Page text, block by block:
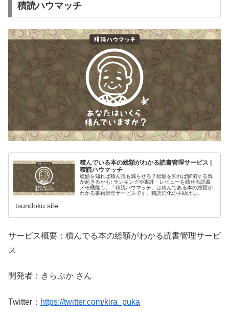
積読ハウマッチ
積んでいる本の総額がわかる読書管理サービス |
積読ハウマッチ
総額を知れば積ん読も減らせる？総額を知れば解消する気
が起きるかも! ランキングや書評・レビューを残せる読書
メモ機能も。「積読ハウマッチ」は積んである本の総額が
わかる書籍管理サービスです。積読消化の手助けに。
tsundoku.site
サービス概要：積んでる本の総額がわかる読書管理サービ
ス
開発者：きらぷか さん
Twitter： https://twitter.com/kira_puka